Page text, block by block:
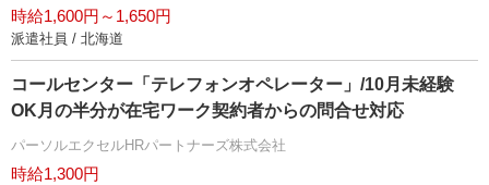
時給1,600円～1,650円
派遣社員 / 北海道
コールセンター「テレフォンオペレーター」/10月未経験
OK月の半分が在宅ワーク契約者からの問合せ対応
パーソルエクセルHRパートナーズ株式会社
時給1,300円